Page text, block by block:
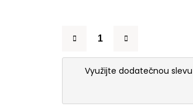
Využijte dodatečnou